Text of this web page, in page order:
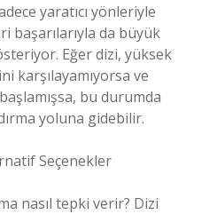
yaratıcı yönleriyle
başarılarıyla da büyük
Eğer dizi, yüksek
karşılayamıyorsa ve
bu durumda
yoluna gidebilir.
Seçenekler
nasıl tepki verir? Dizi